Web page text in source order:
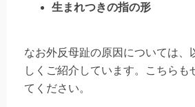
生まれつきの指の形
なお外反母趾の原因については、
しくご紹介しています。こちらも
てください。